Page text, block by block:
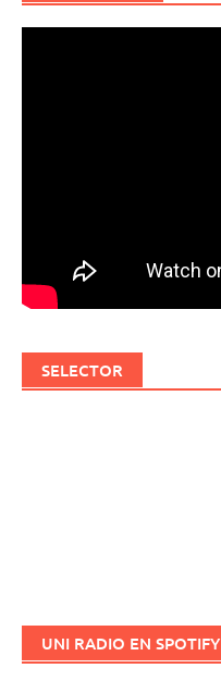
SELECTOR
UNI RADIO EN SPOTIFY